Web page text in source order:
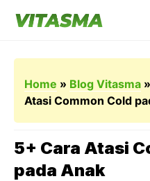
Home » Blog Vitasma »
Atasi Common Cold
5+ Cara Atasi
pada Anak